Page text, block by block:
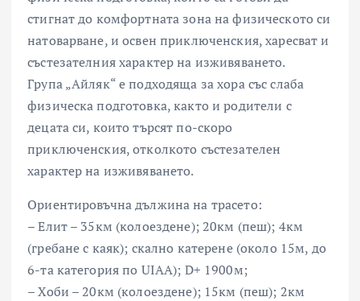
стигнат до комфортната зона на физическото си
натоварване, и освен приключенския, харесват и
състезателния характер на изживяването.
Група „Айляк“ е подходяща за хора със слаба
физическа подготовка, както и родители с
децата си, които търсят по-скоро
приключенския, отколкото състезателен
характер на изживяването.
Ориентировъчна дължина на трасето:
– Елит – 35км (колоездене); 20км (пеш); 4км
(гребане с каяк); скално катерене (около 15м, до
6-та категория по UIAA); D+ 1900м;
– Хоби – 20км (колоездене); 15км (пеш); 2км